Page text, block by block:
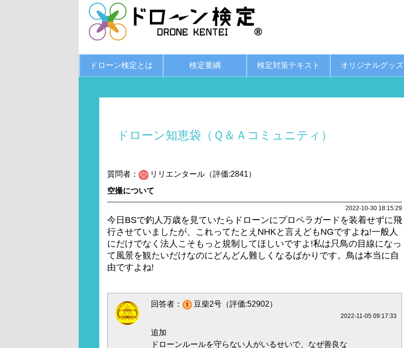
ドローン検定とは 検定要綱 検定対策テキスト オリジナルグッズ
ドローン知恵袋（Ｑ＆Ａコミュニティ）
質問者：
リリエンタール（評価:2841）
空撮について
2022-10-30 18:15:29
今日BSで釣人万歳を見ていたらドローンにプロペラガードを装着せずに飛
行させていましたが、これってたとえNHKと言えどもNGですよね!一般人
にだけでなく法人こそもっと規制してほしいですよ!私は只鳥の目線になっ
て風景を観たいだけなのにどんどん難しくなるばかりです。鳥は本当に自
由ですよね!
回答者： 豆柴2号（評価:52902）
2022-11-05 09:17:33
追加
ドローンルールを守らない人がいるせいで、なぜ善良な